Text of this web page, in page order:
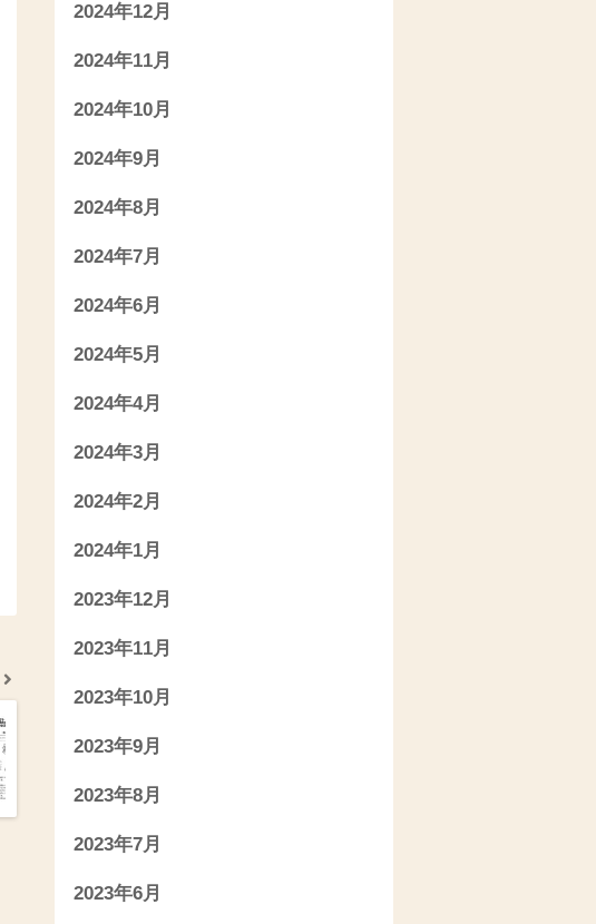
2024年12月
2024年11月
2024年10月
2024年9月
2024年8月
2024年7月
2024年6月
2024年5月
2024年4月
2024年3月
2024年2月
2024年1月
2023年12月
2023年11月
2023年10月
2023年9月
2023年8月
2023年7月
2023年6月